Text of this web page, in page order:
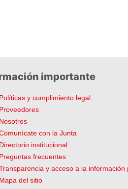
importante
Políticas y cumplimiento legal.
Proveedores
Nosotros
con la Junta
Directorio institucional
Preguntas frecuentes
y acceso a la información
Mapa del sitio